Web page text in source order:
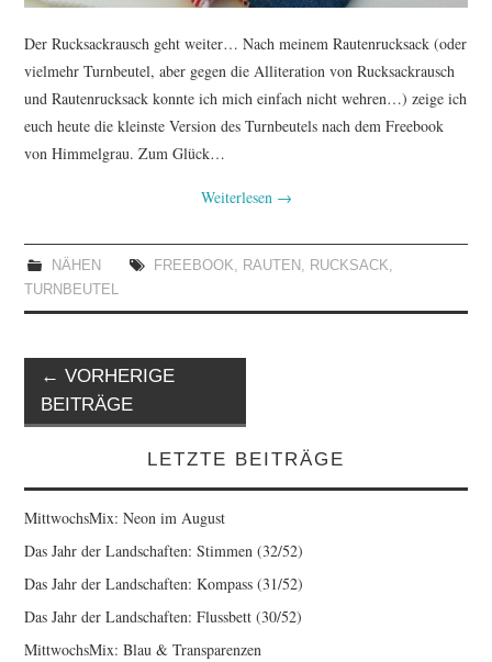
Der Rucksackrausch geht weiter… Nach meinem Rautenrucksack (oder
vielmehr Turnbeutel, aber gegen die Alliteration von Rucksackrausch
und Rautenrucksack konnte ich mich einfach nicht wehren…) zeige ich
euch heute die kleinste Version des Turnbeutels nach dem Freebook
von Himmelgrau. Zum Glück…
Weiterlesen →
NÄHEN FREEBOOK, RAUTEN , RUCKSACK,
TURNBEUTEL
Artikel-
Navigation
← VORHERIGE
BEITRÄGE
LETZTE BEITRÄGE
MittwochsMix: Neon im August
Das Jahr der Landschaften: Stimmen (32/52)
Das Jahr der Landschaften: Kompass (31/52)
Das Jahr der Landschaften: Flussbett (30/52)
MittwochsMix: Blau & Transparenzen